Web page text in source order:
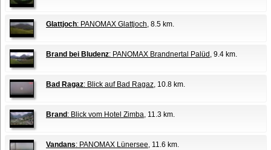
Glattjoch: PANOMAX Glattjoch, 8.5 km.
Brand bei Bludenz: PANOMAX Brandnertal Palüd , 9.4 km.
Bad Ragaz: Blick auf Bad Ragaz, 10.8 km.
Brand : Blick vom Hotel Zimba, 11.3 km.
Vandans: PANOMAX Lünersee, 11.6 km.